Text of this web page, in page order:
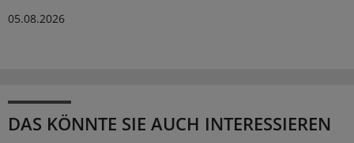
05.08.2026
DAS KÖNNTE SIE AUCH INTERESSIEREN